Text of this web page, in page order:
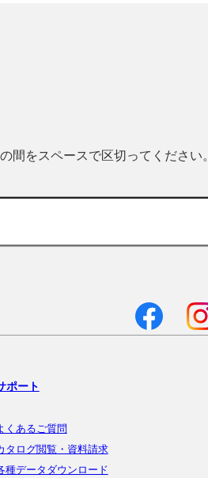
間をスペースで区切ってください。
ポート
くあるご質問
タログ閲覧・資料請求
種データダウンロード